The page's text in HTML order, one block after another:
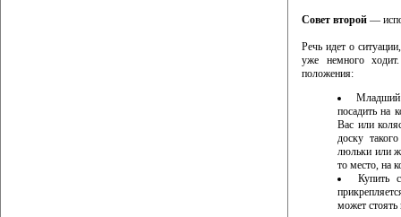
Совет второй —
Речь идет о
уже немного
положения:
посадить на
Вас или
доску
люльки или
то место, на
Купить
может